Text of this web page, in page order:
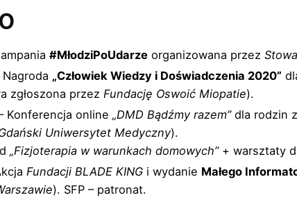
#MłodziPoUdarze organizowana przez
Nagroda „Człowiek Wiedzy i Doświadczenia 2020”
zgłoszona przez Fundację Oswoić Miopatie).
Konferencja online„DMD Bądźmy razem”dla rodzin
Uniwersytet Medyczny).
„Fizjoterapia w warunkach domowych”+ warsztaty
Fundacji BLADE KING i wydanie Małego
). SFP – patronat.